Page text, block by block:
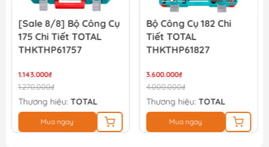
[Sale 8/8] Bộ Công Cụ
175 Chi Tiết TOTAL
THKTHP61757
1.143.000₫
1.270.000₫
Thương hiệu: TOTAL
Mua ngay
Bộ Công Cụ 182 Chi
Tiết TOTAL
THKTHP61827
3.600.000₫
4.000.000₫
Thương hiệu:TOTAL
Mua ngay